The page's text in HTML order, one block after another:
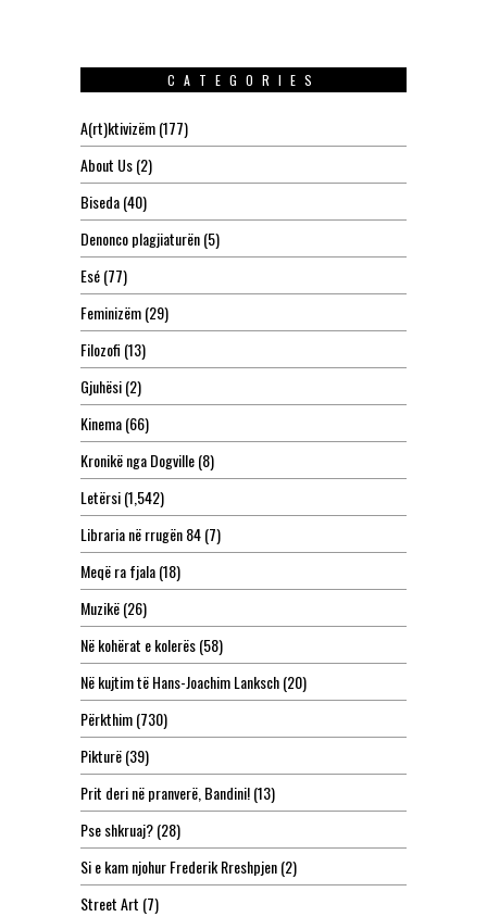
CATEGORIES
A(rt)ktivizëm(177)
About Us(2)
Biseda(40)
Denonco plagjiaturën(5)
Esé(77)
Feminizëm(29)
Filozofi (13)
Gjuhësi(2)
Kinema(66)
Kronikë nga Dogville(8)
Letërsi(1,542)
Libraria në rrugën 84(7)
Meqë ra fjala(18)
Muzikë(26)
Në kohërat e kolerës(58)
Në kujtim të Hans-Joachim Lanksch(20)
Përkthim(730)
Pikturë(39)
Prit deri në pranverë, Bandini!(13)
Pse shkruaj?(28)
Si e kam njohur Frederik Rreshpjen(2)
Street Art (7)